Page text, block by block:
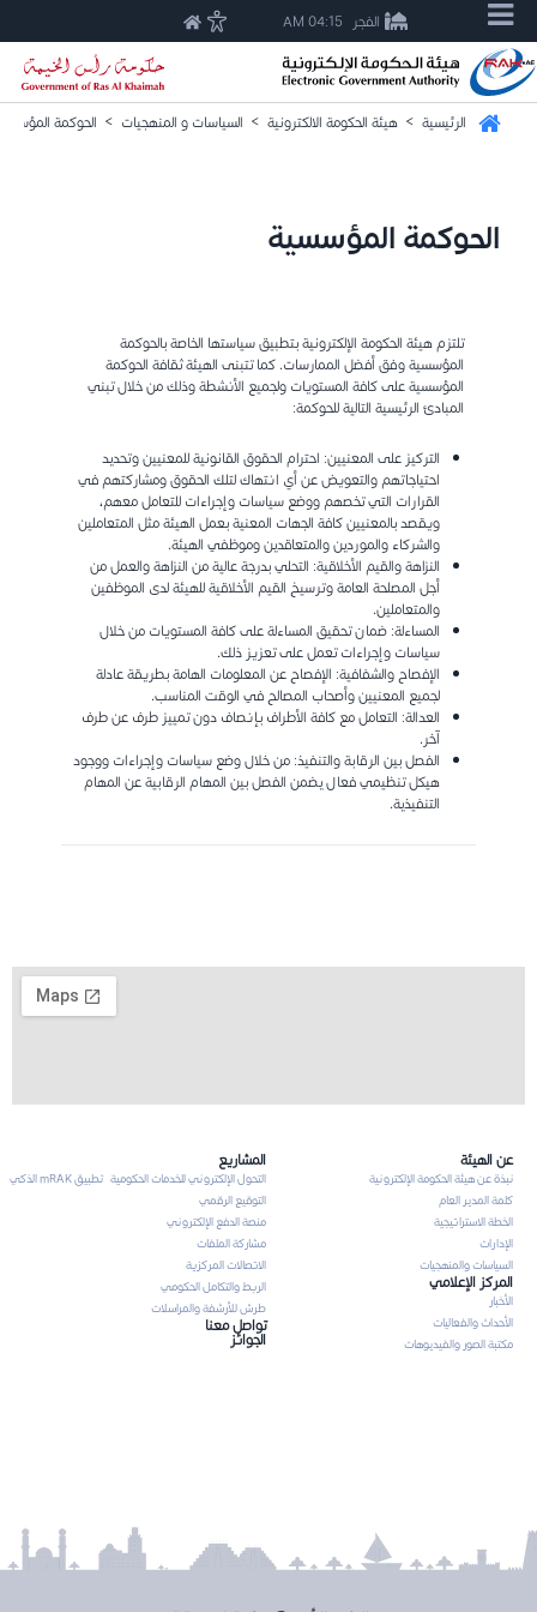
الفجر 04:15 AM
الرئيسية > هيئة الحكومة الالكترونية > السياسات و المنهجيات > الحوكمة
الحوكمة المؤسسية
تلتزم هيئة الحكومة الإلكترونية بتطبيق سياستها الخاصة بالحوكمة
المؤسسية وفق أفضل الممارسات. كما تتبنى الهيئة ثقافة الحوكمة
المؤسسية على كافة المستويات ولجميع الأنشطة وذلك من خلال تبني
المبادئ الرئيسية التالية للحوكمة:
التركيز على المعنيين: احترام الحقوق القانونية للمعنيين وتحديد
احتياجاتهم والتعويض عن أي انتهاك لتلك الحقوق ومشاركتهم في
القرارات التي تخصهم ووضع سياسات وإجراءات للتعامل معهم،
ويقصد بالمعنيين كافة الجهات المعنية بعمل الهيئة مثل المتعاملين
والشركاء والموردين والمتعاقدين وموظفي الهيئة.
النزاهة والقيم الأخلاقية: التحلي بدرجة عالية من النزاهة والعمل من
أجل المصلحة العامة وترسيخ القيم الأخلاقية للهيئة لدى الموظفين
والمتعاملين.
المساءلة: ضمان تحقيق المساءلة على كافة المستويات من خلال
سياسات وإجراءات تعمل على تعزيز ذلك.
الإفصاح والشفافية: الإفصاح عن المعلومات الهامة بطريقة عادلة
لجميع المعنيين وأصحاب المصالح في الوقت المناسب.
العدالة: التعامل مع كافة الأطراف بإنصاف دون تمييز طرف عن طرف
آخر.
الفصل بين الرقابة والتنفيذ: من خلال وضع سياسات وإجراءات ووجود
هيكل تنظيمي فعال يضمن الفصل بين المهام الرقابية عن المهام
التنفيذية.
عن الهيئة
نبذة عن هيئة الحكومة الإلكترونية
كلمة المدير العام
الخطة الاستراتيجية
الإدارات
السياسات والمنهجيات
المركز الإعلامي
الأخبار
الأحداث والفعاليات
مكتبة الصور والفيديوهات
المشاريع
التحول الإلكتروني للخدمات الحكومية تطبيق mRAK الذكي
التوقيع الرقمي
منصة الدفع الإلكتروني
مشاركة الملفات
الاتصالات المركزية
الربط والتكامل الحكومي
طرش للأرشفة والمراسلات
تواصل معنا
الجوائز